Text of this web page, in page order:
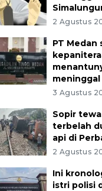
2 Agustus
PT
3 Agustus
Sopir
terbelah
api di
2 Agustus
Ini
istri polisi